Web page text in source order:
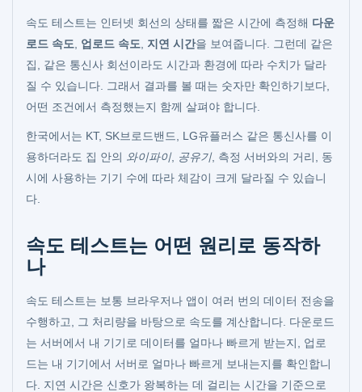
속도 테스트는 인터넷 회선의 상태를 짧은 시간에 측정해 다운
로드 속도
업로드 속도 지연 시간을 보여줍니다. 그런데 같은
집, 같은 통신사 회선이라도 시간과 환경에 따라 수치가 달라
질 수 있습니다. 그래서 결과를 볼 때는 숫자만 확인하기보다,
어떤 조건에서 측정했는지 함께 살펴야 합니다.
한국에서는 KT, SK브로드밴드, LG유플러스 같은 통신사를 이
용하더라도 집 안의 와이파이, 공유기, 측정 서버와의 거리, 동
시에 사용하는 기기 수에 따라 체감이 크게 달라질 수 있습니
다.
속도 테스트는 어떤 원리로 동작하
나
속도 테스트는 보통 브라우저나 앱이 여러 번의 데이터 전송을
수행하고, 그 처리량을 바탕으로 속도를 계산합니다. 다운로드
는 서버에서 내 기기로 데이터를 얼마나 빠르게 받는지, 업로
드는 내 기기에서 서버로 얼마나 빠르게 보내는지를 확인합니
다. 지연 시간은 신호가 왕복하는 데 걸리는 시간을 기준으로